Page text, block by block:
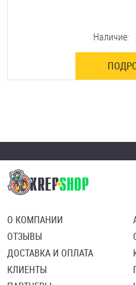
Наличие:
О КОМПАНИИ
ОТЗЫВЫ
ДОСТАВКА И ОПЛАТА
КЛИЕНТЫ